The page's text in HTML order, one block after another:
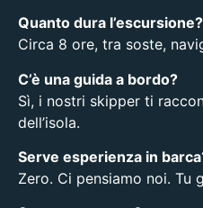
Quanto dura l’escursione?
Circa 8 ore, tra soste,
C’è una guida a bordo?
Sì, i nostri skipper ti
dell’isola.
Serve esperienza in
Zero. Ci pensiamo noi. Tu